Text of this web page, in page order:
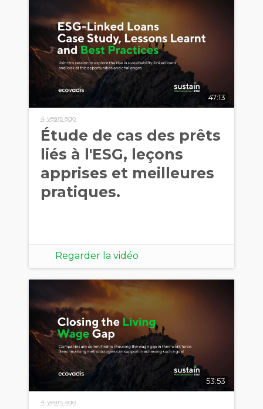
47:13
4 years ago
Étude de cas des prêts
liés à l'ESG, leçons
apprises et meilleures
pratiques.
Regarder la vidéo
53:53
4 years ago